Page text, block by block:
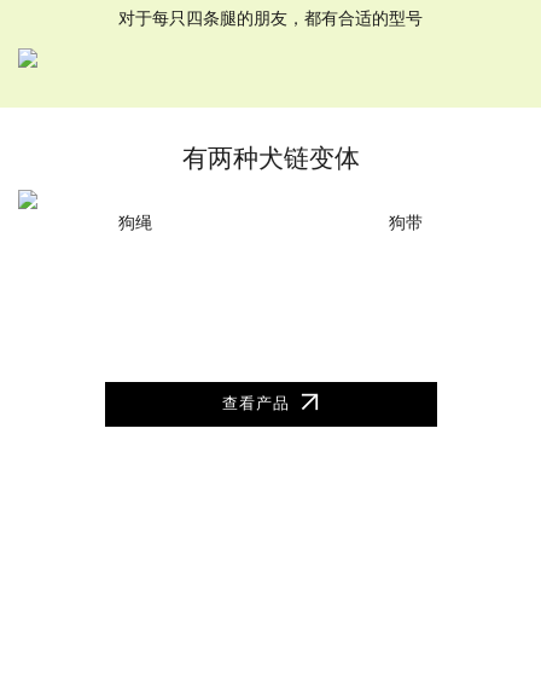
对于每只四条腿的朋友，都有合适的型号
有两种犬链变体
狗绳 狗带
查看产品